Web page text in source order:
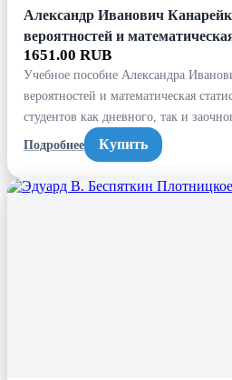
Александр Иванович
вероятностей и
1651.00 RUB
Учебное пособие Александра
вероятностей и математическая
студентов как дневного, так и
Подробнее
Купить